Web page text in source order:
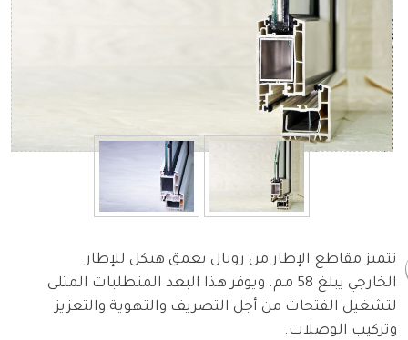
تتميز مقاطع الإطار من رويال بعمق هيكل للإطار
الخارجي يبلغ 58 مم. ويوفر هذا البعد المتطلبات المثلى
لتشغيل الفتحات من أجل التصريف والتهوية والتعزيز
وتركيب الوصلات.